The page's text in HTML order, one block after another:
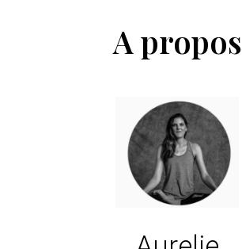
A propos